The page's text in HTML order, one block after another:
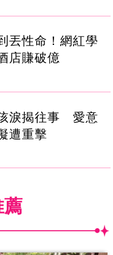
丟性命！網紅學
店賺破億
淚揭往事 愛意
遭重擊
薦